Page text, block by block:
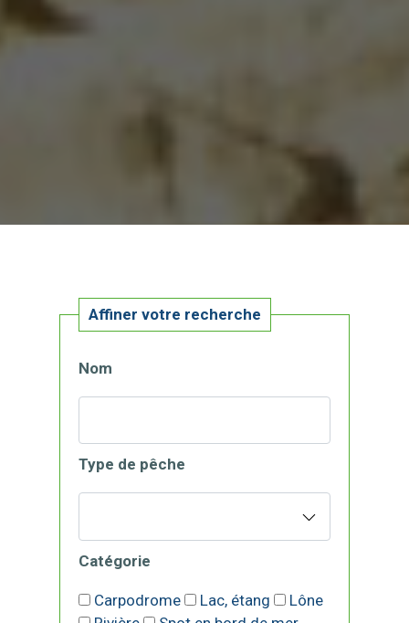
Affiner votre recherche
Nom
Type de pêche
Catégorie
Carpodrome Lac, étang
Lône